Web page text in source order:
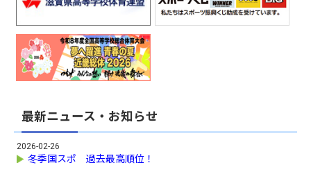
最新ニュース・お知らせ
2026-02-26
冬季国スポ 過去最高順位！